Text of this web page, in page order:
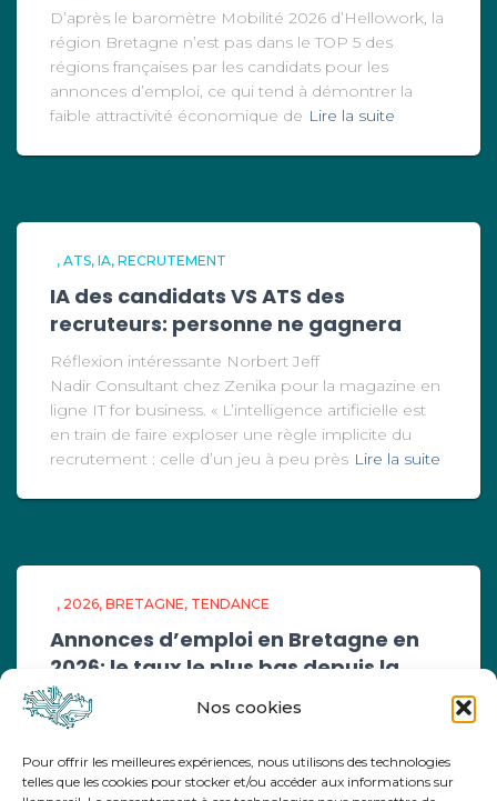
Nos cookies
Pour offrir les meilleures expériences, nous utilisons des technologies
telles que les cookies pour stocker et/ou accéder aux informations sur
D’après le baromètre Mobilité 2026 d’Hellowork, la
région Bretagne n’est pas dans le TOP 5 des
régions françaises par les candidats pour les
annonces d’emploi, ce qui tend à démontrer la
faible attractivité économique de Lire la suite
ATS IA RECRUTEMENT
IA des candidats VS ATS des
recruteurs: personne ne gagnera
Réflexion intéressante Norbert Jeff
Nadir Consultant chez Zenika pour la magazine en
ligne IT for business. « L’intelligence artificielle est
en train de faire exploser une règle implicite du
recrutement : celle d’un jeu à peu près Lire la suite
2026 BRETAGNE TENDANCE
Annonces d’emploi en Bretagne en
2026: le taux le plus bas depuis la
COVID
Comme chaque trimestre, la CCI Bretagne publie
#TendancesEmploi Bretagne, un état des lieux des
perspectives de recrutement en région, à court et